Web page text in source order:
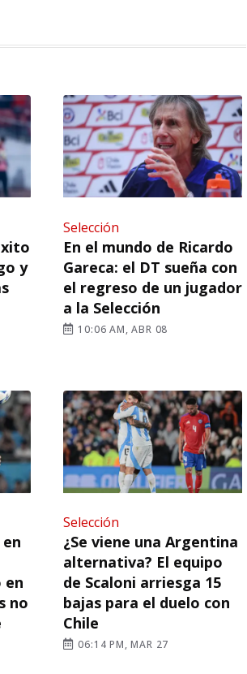
y
Selección
En el mundo de Ricardo
Gareca: el DT sueña con
el regreso de un jugador
a la Selección
10:06 AM, ABR 08
en
no
Selección
¿Se viene una Argentina
alternativa? El equipo
de Scaloni arriesga 15
bajas para el duelo con
Chile
06:14 PM, MAR 27